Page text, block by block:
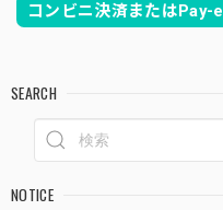
コンビニ決済またはPay-
SEARCH
NOTICE